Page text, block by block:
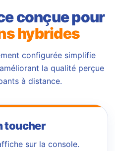
conçue pour
hybrides
configurée simplifie
la qualité perçue
à distance.
toucher
sur la console.